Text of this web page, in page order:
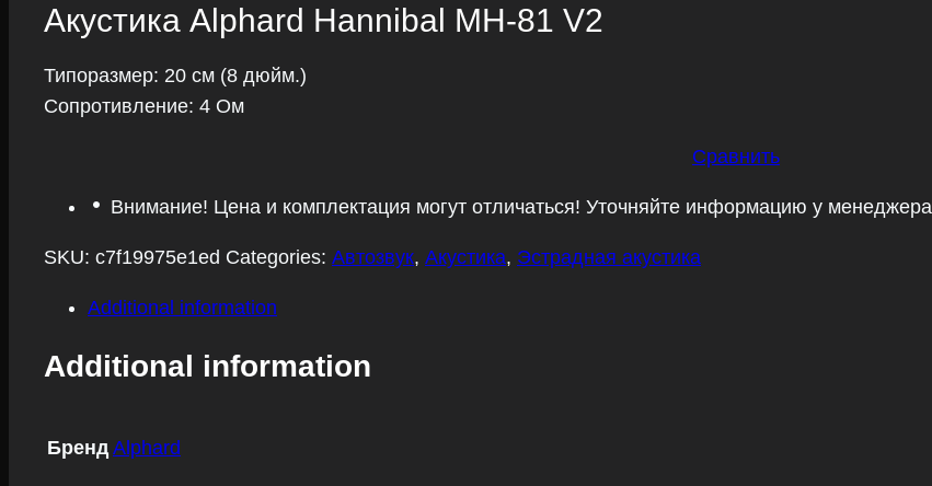
Акустика Alphard Hannibal MH-81 V2
Типоразмер: 20 см (8 дюйм.)
Сопротивление: 4 Ом
Сравнить
Внимание! Цена и комплектация могут отличаться! Уточняйте информацию у менеджера
SKU: c7f19975e1ed Categories: Автозвук, Акустика, Эстрадная акустика
Additional information
Additional information
Бренд Alphard